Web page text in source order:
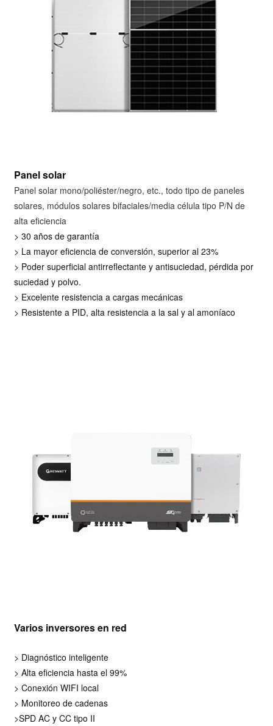
Panel solar
Panel solar mono/poliéster/negro, etc., todo tipo de paneles
solares, módulos solares bifaciales/media célula tipo P/N de
alta eficiencia
> 30 años de garantía
> La mayor eficiencia de conversión, superior al 23%
> Poder superficial antirreflectante y antisuciedad, pérdida por
suciedad y polvo.
> Excelente resistencia a cargas mecánicas
> Resistente a PID, alta resistencia a la sal y al amoníaco
Varios inversores en red
> Diagnóstico inteligente
> Alta eficiencia hasta el 99%
> Conexión WIFI local
> Monitoreo de cadenas
>SPD AC y CC tipo II